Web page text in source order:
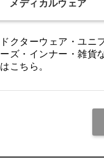
Ciメディカル関連サ
メディカルウェア
クターウェア・ユニ
ズ・インナー・雑貨
こちら。